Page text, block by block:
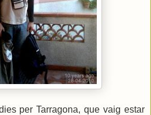
per Tarragona, que vaig estar